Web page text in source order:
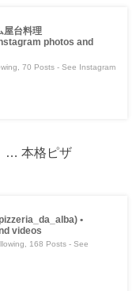
屋台料理
photos and
70 Posts - See Instagram
… 本格ピザ
•
videos
168 Posts - See